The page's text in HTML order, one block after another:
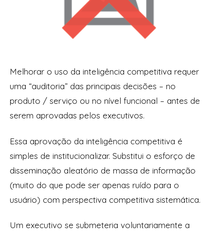
Melhorar o uso da inteligência competitiva requer
uma “auditoria” das principais decisões – no
produto / serviço ou no nível funcional – antes de
serem aprovadas pelos executivos.
Essa aprovação da inteligência competitiva é
simples de institucionalizar. Substitui o esforço de
disseminação aleatório de massa de informação
(muito do que pode ser apenas ruído para o
usuário) com perspectiva competitiva sistemática.
Um executivo se submeteria voluntariamente a